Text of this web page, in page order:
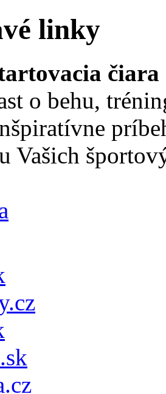
linky
čiara
o behu,
Vašich